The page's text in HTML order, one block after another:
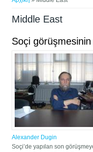
Middle East
Soçi görüşmesinin
Alexander Dugin
Soçi’de yapılan son